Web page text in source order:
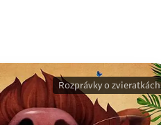
Rozprávky o zvieratkách